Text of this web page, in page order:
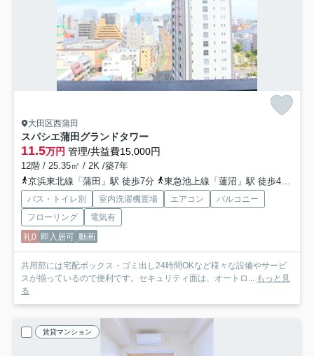
大田区西蒲田
スパシエ蒲田グランドタワー
11.5万円 管理/共益費15,000円
12階 / 25.35㎡ / 2K /築7年
京浜東北線「蒲田」駅 徒歩7分
東急池上線「蓮沼」駅 徒歩4分
バス・トイレ別 室内洗濯機置場 エアコン
バルコニー
フローリング
電気有
礼0 即入居可 動画
共用部には宅配ボックス・ゴミ出し24時間OKなど様々な設備やサービ
スが揃っているので便利です。セキュリティ面は、オートロ...
もっと見
る
賃貸マンション